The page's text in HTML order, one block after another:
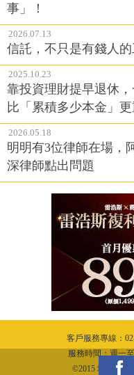
事」！
2026.07.13
信託，不只是有錢人
2025.10.23
靠投資理財提早退休
比「累積多少本金」
2026.05.18
明明有3位律師在場，
深律師點出問題
客戶服務專線：
服務時間：週一
©2015 城邦文化